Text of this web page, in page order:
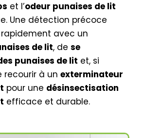
et l’odeur punaises de lit
Une détection précoce
avec un
de lit, de se
punaises de lit et, si
recourir à un exterminateur
pour une désinsectisation
efficace et durable.